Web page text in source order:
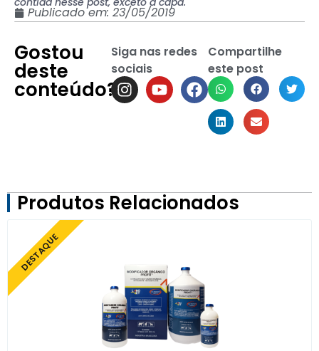
Publicado em: 23/05/2019
Gostou
deste
conteúdo?
Siga nas redes
sociais
Compartilhe
este post
Produtos Relacionados
DESTAQUE